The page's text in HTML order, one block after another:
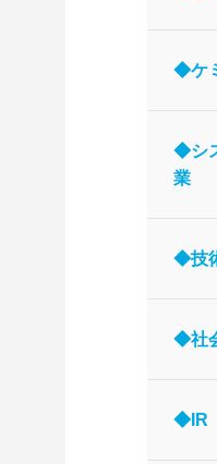
◆ケ
◆シ
業
◆技
◆社
◆IR